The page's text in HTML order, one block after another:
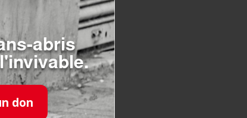
abris
don